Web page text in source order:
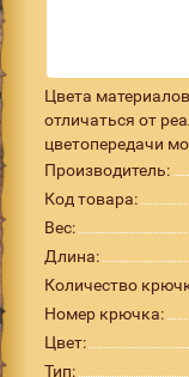
Цвета
отличаться от
цветопередачи
Производитель:
Код товара:
Вес:
Длина:
Количество
Номер крючка:
Цвет:
Тип: